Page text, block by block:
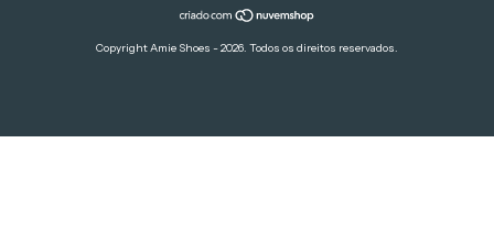
Copyright Amie Shoes - 2026. Todos os direitos reservados.